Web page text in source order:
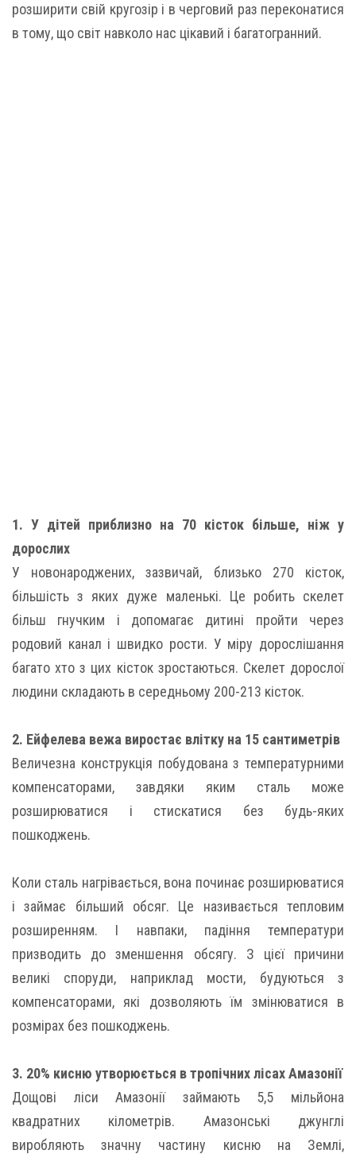
розширити свій кругозір і в черговий раз переконатися
в тому, що світ навколо нас цікавий і багатогранний.
1. У дітей приблизно на 70 кісток більше, ніж у
дорослих
У новонароджених, зазвичай, близько 270 кісток,
більшість з яких дуже маленькі. Це робить скелет
більш гнучким і допомагає дитині пройти через
родовий канал і швидко рости. У міру дорослішання
багато хто з цих кісток зростаються. Скелет дорослої
людини складають в середньому 200-213 кісток.
2. Ейфелева вежа виростає влітку на 15 сантиметрів
Величезна конструкція побудована з температурними
компенсаторами, завдяки яким сталь може
розширюватися і стискатися без будь-яких
пошкоджень.
Коли сталь нагрівається, вона починає розширюватися
і займає більший обсяг. Це називається тепловим
розширенням. І навпаки, падіння температури
призводить до зменшення обсягу. З цієї причини
великі споруди, наприклад мости, будуються з
компенсаторами, які дозволяють їм змінюватися в
розмірах без пошкоджень.
3. 20% кисню утворюється в тропічних лісах Амазонії
Дощові ліси Амазонії займають 5,5 мільйона
квадратних кілометрів. Амазонські джунглі
виробляють значну частину кисню на Землі,